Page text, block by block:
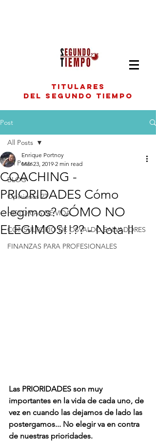
titulares
del segundo tiempo
Post
All Posts
BLOG
Opiniones 2T
HISTORIAS DE VIDA
CONSULTORIO DE OSVALDO SALVADORES
FINANZAS PARA PROFESIONALES
All Posts
COACHING -
PRIORIDADES Cómo
elegimos? CÓMO NO
ELEGIMOS!!?? - Nota II
Enrique Portnoy
Mar 23, 2019 2 min read
Las PRIORIDADES son muy
importantes en la vida de cada uno, de
vez en cuando las dejamos de lado las
postergamos... No elegir va en contra
de nuestras prioridades.